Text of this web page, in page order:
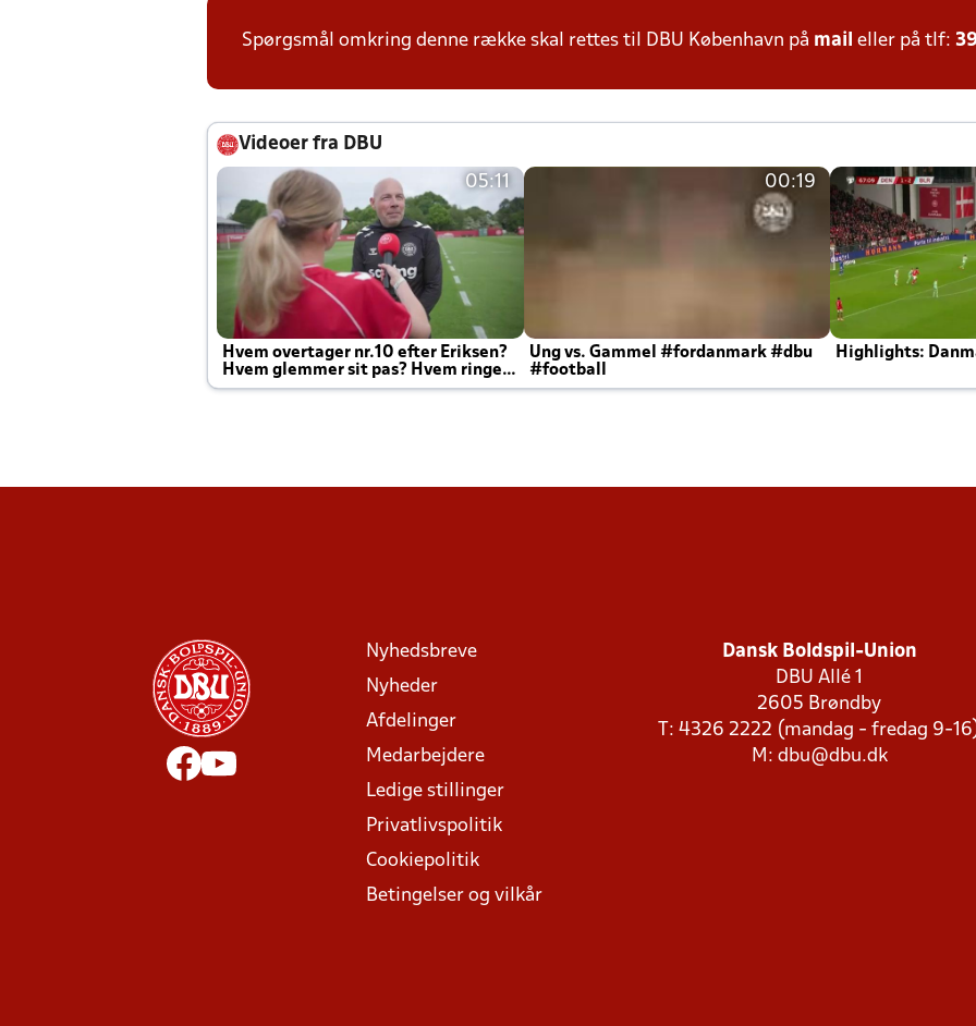
Spørgsmål omkring denne række skal rettes til DBU København på mail eller på tlf:
Videoer fra DBU
05:11
Hvem overtager nr.10 efter Eriksen?
Hvem glemmer sit pas? Hvem ringer
Joachim altid til efter kampe?
00:19
Ung vs. Gammel #fordanmark #dbu
#football
Highlights:
Nyhedsbreve
Nyheder
Afdelinger
Medarbejdere
Ledige stillinger
Privatlivspolitik
Cookiepolitik
Betingelser og vilkår
Dansk Boldspil-Union
DBU Allé 1
2605 Brøndby
T: 4326 2222 (mandag - fredag 9-
M: dbu@dbu.dk